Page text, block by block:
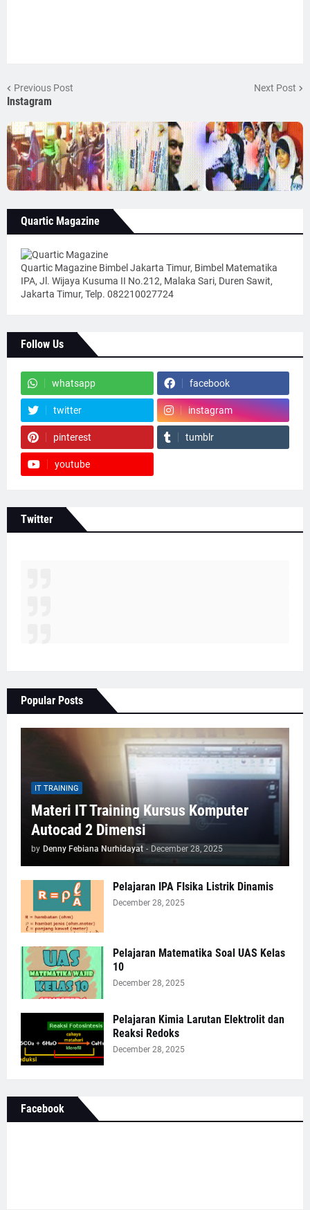
Previous Post Next Post
Instagram
Quartic Magazine
Quartic Magazine Bimbel Jakarta Timur, Bimbel Matematika
IPA, Jl. Wijaya Kusuma II No.212, Malaka Sari, Duren Sawit,
Jakarta Timur, Telp. 082210027724
Follow Us
whatsapp facebook
twitter instagram
pinterest tumblr
youtube
Twitter
Popular Posts
IT TRAINING
Materi IT Training Kursus Komputer
Autocad 2 Dimensi
by Denny Febiana Nurhidayat - December 28, 2025
Pelajaran IPA FIsika Listrik Dinamis
December 28, 2025
Pelajaran Matematika Soal UAS Kelas
10
December 28, 2025
Pelajaran Kimia Larutan Elektrolit dan
Reaksi Redoks
December 28, 2025
Facebook